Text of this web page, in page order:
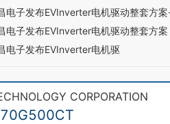
电子发布EVInverter电机驱动整套方
电子发布EVInverter电机驱动整套方案
电子发布EVInverter电机驱
CORPORATION